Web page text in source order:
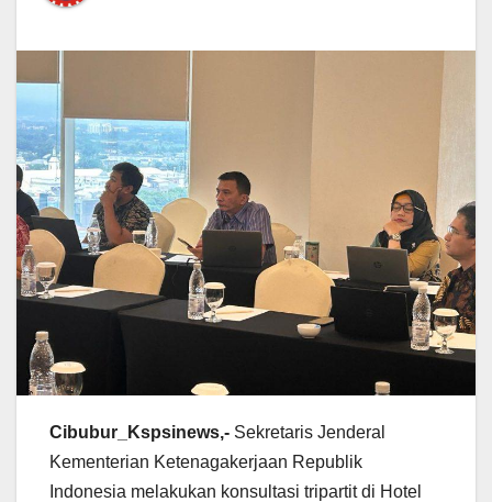
Cibubur_Kspsinews,- Sekretaris Jenderal
Kementerian Ketenagakerjaan Republik
Indonesia melakukan konsultasi tripartit di Hotel